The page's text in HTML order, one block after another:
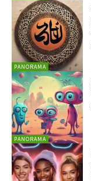
PANORAMA
PANORAMA